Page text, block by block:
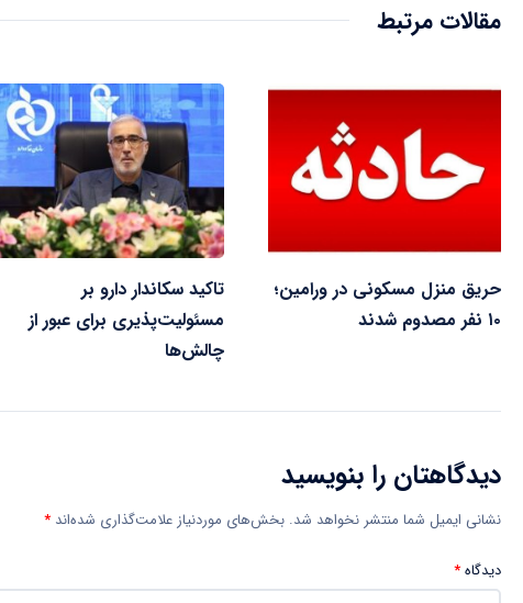
مقالات مرتبط
حریق منزل مسکونی در ورامین؛
۱۰ نفر مصدوم شدند
تاکید سکاندار دارو بر
مسئولیت‌پذیری برای عبور از
چالش‌ها
دیدگاهتان را بنویسید
نشانی ایمیل شما منتشر نخواهد شد. بخش‌های موردنیاز علامت‌گذاری شده‌اند *
دیدگاه*